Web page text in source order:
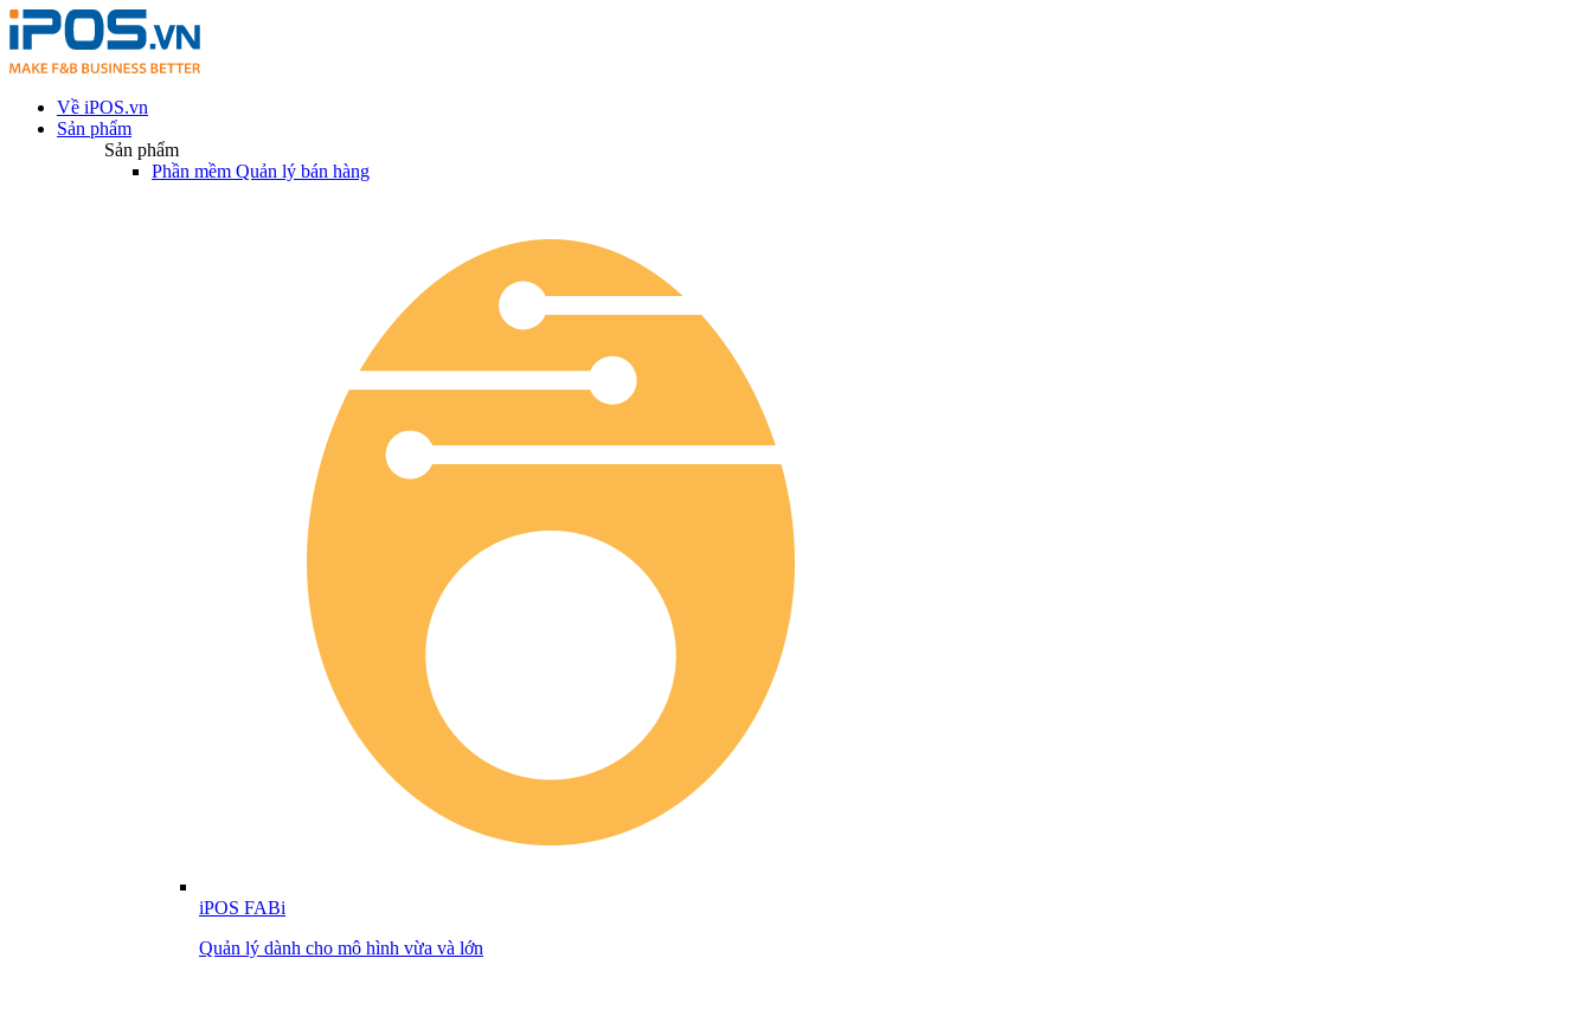
Về iPOS.vn
Sản phẩm
Sản phẩm
Phần mềm Quản lý bán hàng
iPOS FABi
Quản lý dành cho mô hình vừa và lớn